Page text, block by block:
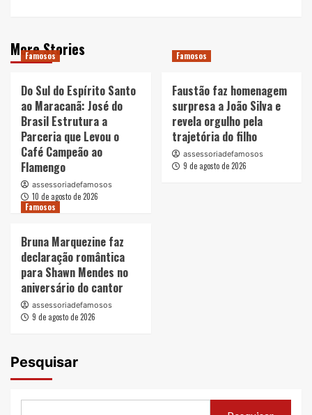
More Stories
Famosos
Do Sul do Espírito Santo
ao Maracanã: José do
Brasil Estrutura a
Parceria que Levou o
Café Campeão ao
Flamengo
assessoriadefamosos
10 de agosto de 2026
Famosos
Faustão faz homenagem
surpresa a João Silva e
revela orgulho pela
trajetória do filho
assessoriadefamosos
9 de agosto de 2026
Famosos
Bruna Marquezine faz
declaração romântica
para Shawn Mendes no
aniversário do cantor
assessoriadefamosos
9 de agosto de 2026
Pesquisar